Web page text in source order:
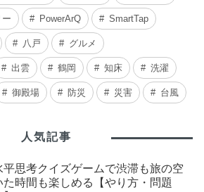
ー PowerArQ SmartTap
八戸 グルメ
出雲 鶴岡 知床 洗濯
御殿場 防災 災害 台風
人気記事
平思考クイズゲームで渋滞も旅の空
た時間も楽しめる【やり方・問題